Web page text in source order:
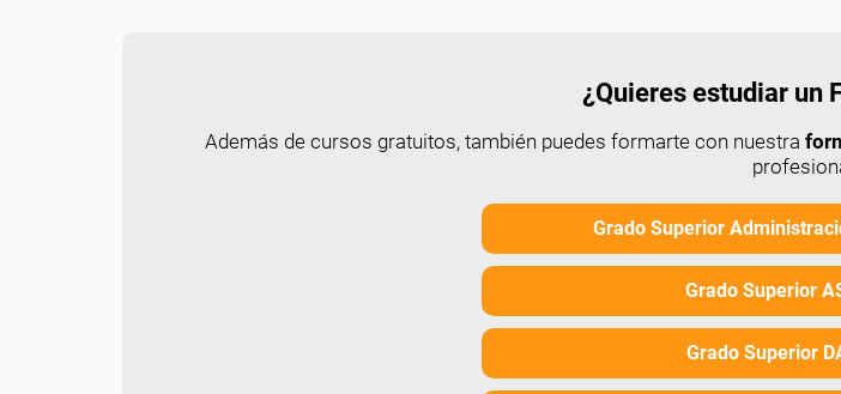
¿Quieres estudiar un
Además de cursos gratuitos, también puedes formarte con nuestra
Grado Superior
Grado Superior
Grado Superior